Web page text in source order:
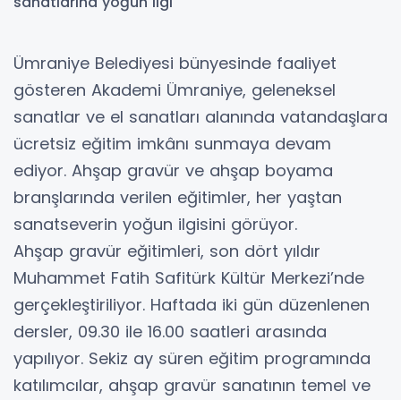
Ümraniye Belediyesi bünyesinde faaliyet
gösteren Akademi Ümraniye, geleneksel
sanatlar ve el sanatları alanında vatandaşlara
ücretsiz eğitim imkânı sunmaya devam
ediyor. Ahşap gravür ve ahşap boyama
branşlarında verilen eğitimler, her yaştan
sanatseverin yoğun ilgisini görüyor.
Ahşap gravür eğitimleri, son dört yıldır
Muhammet Fatih Safitürk Kültür Merkezi’nde
gerçekleştiriliyor. Haftada iki gün düzenlenen
dersler, 09.30 ile 16.00 saatleri arasında
yapılıyor. Sekiz ay süren eğitim programında
katılımcılar, ahşap gravür sanatının temel ve